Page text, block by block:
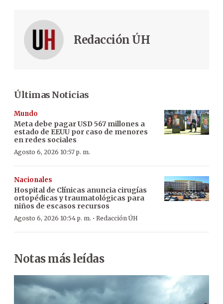
Redacción ÚH
Últimas Noticias
Mundo
Meta debe pagar USD 567 millones a
estado de EEUU por caso de menores
en redes sociales
Agosto 6, 2026 10:57 p. m.
Nacionales
Hospital de Clínicas anuncia cirugías
ortopédicas y traumatológicas para
niños de escasos recursos
Agosto 6, 2026 10:54 p. m. · Redacción ÚH
Notas más leídas